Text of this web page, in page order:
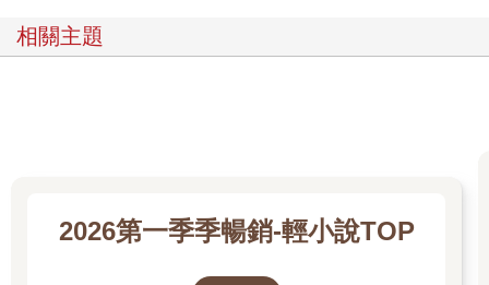
相關主題
2026第一季季暢銷-輕小說TOP